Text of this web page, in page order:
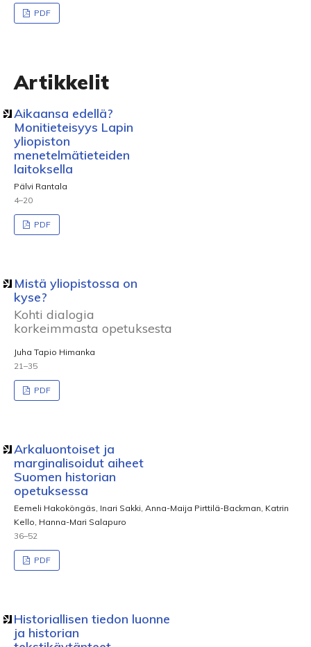
PDF
Artikkelit
Aikaansa edellä?
Monitieteisyys Lapin
yliopiston
menetelmätieteiden
laitoksella
Pälvi Rantala
4–20
PDF
Mistä yliopistossa on
kyse?
Kohti dialogia
korkeimmasta opetuksesta
Juha Tapio Himanka
21–35
PDF
Arkaluontoiset ja
marginalisoidut aiheet
Suomen historian
opetuksessa
Eemeli Hakoköngäs, Inari Sakki, Anna-Maija Pirttilä-Backman, Katrin
Kello, Hanna-Mari Salapuro
36–52
PDF
Historiallisen tiedon luonne
ja historian